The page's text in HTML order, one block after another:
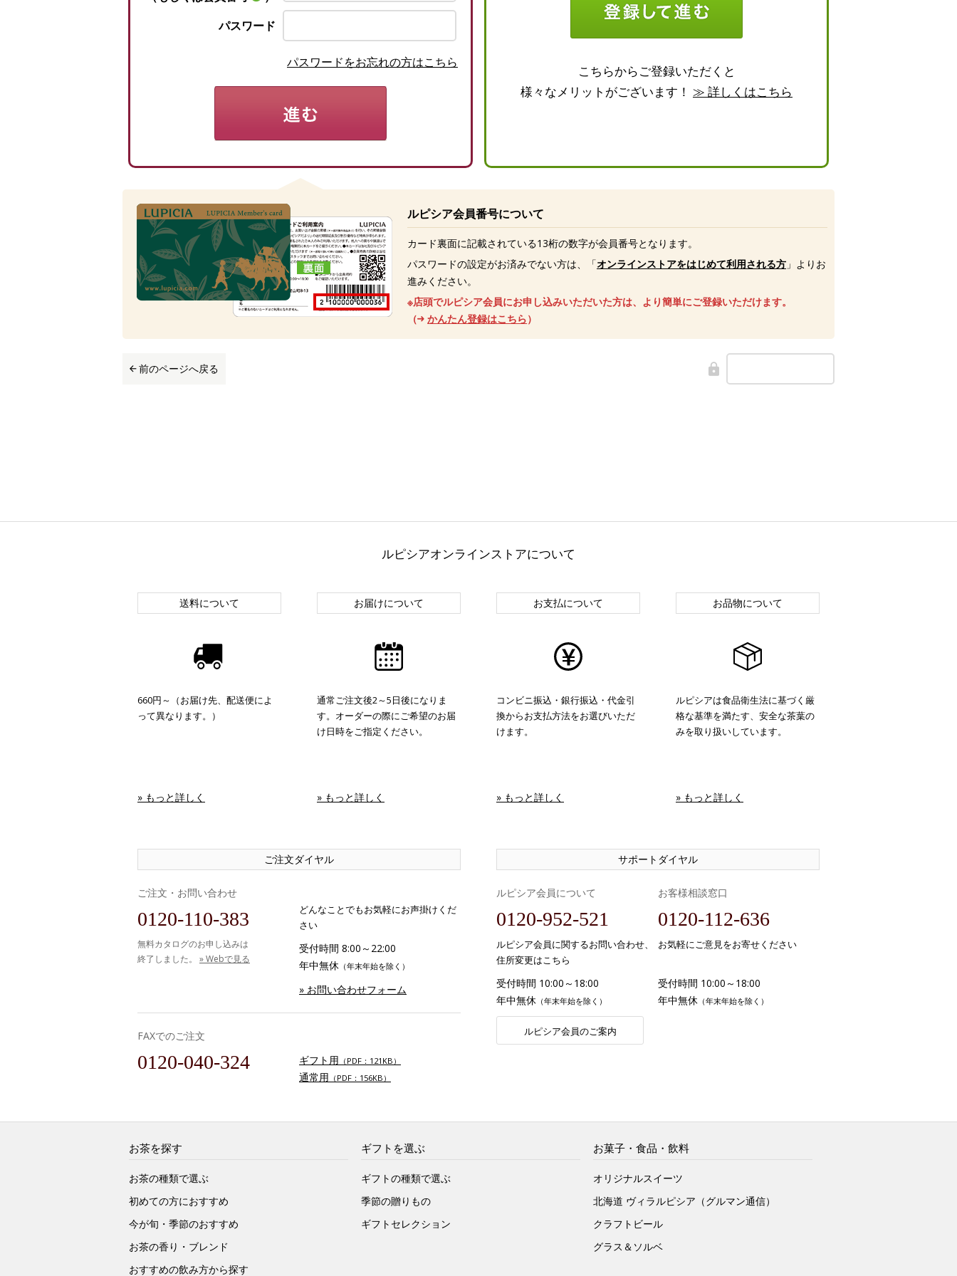
パスワード
パスワードをお忘れの方はこちら
こちらからご登録いただくと
様々なメリットがございます！ ≫ 詳しくはこちら
ルピシア会員番号について
カード裏面に記載されている13桁の数字が会員番号となります。
パスワードの設定がお済みでない方は、「オンラインストアをはじめて利用される方 」よりお
進みください。
※店頭でルピシア会員にお申し込みいただいた方は、より簡単にご登録いただけます。
（
かんたん登録はこちら）
前のページへ戻る
ルピシアオンラインストアについて
送料について
660円～（お届け先、配送便によ
って異なります。）
» もっと詳しく
お届けについて
通常ご注文後2～5日後になりま
す。オーダーの際にご希望のお届
け日時をご指定ください。
» もっと詳しく
お支払について
コンビニ振込・銀行振込・代金引
換からお支払方法をお選びいただ
けます。
» もっと詳しく
お品物について
ルピシアは食品衛生法に基づく厳
格な基準を満たす、安全な茶葉の
みを取り扱いしています。
» もっと詳しく
ご注文ダイヤル
ご注文・お問い合わせ
0120-110-383
無料カタログのお申し込みは
終了しました。 » Webで見る
どんなことでもお気軽にお声掛けくだ
さい
受付時間 8:00～22:00
年中無休 （年末年始を除く）
» お問い合わせフォーム
FAXでのご注文
0120-040-324 ギフト用 （PDF：121KB）
通常用 （PDF：156KB）
サポートダイヤル
ルピシア会員について
0120-952-521
ルピシア会員に関するお問い合わせ、
住所変更はこちら
受付時間 10:00～18:00
年中無休 （年末年始を除く）
ルピシア会員のご案内
お客様相談窓口
0120-112-636
お気軽にご意見をお寄せください
受付時間 10:00～18:00
年中無休 （年末年始を除く）
お茶を探す
お茶の種類で選ぶ
初めての方におすすめ
今が旬・季節のおすすめ
お茶の香り・ブレンド
おすすめの飲み方から探す
ギフトを選ぶ
ギフトの種類で選ぶ
季節の贈りもの
ギフトセレクション
お菓子・食品・飲料
オリジナルスイーツ
北海道 ヴィラルピシア（グルマン通信）
クラフトビール
グラス＆ソルベ